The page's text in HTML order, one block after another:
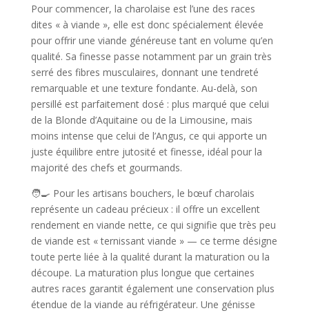
Pour commencer, la charolaise est l’une des races
dites « à viande », elle est donc spécialement élevée
pour offrir une viande généreuse tant en volume qu’en
qualité. Sa finesse passe notamment par un grain très
serré des fibres musculaires, donnant une tendreté
remarquable et une texture fondante. Au-delà, son
persillé est parfaitement dosé : plus marqué que celui
de la Blonde d’Aquitaine ou de la Limousine, mais
moins intense que celui de l’Angus, ce qui apporte un
juste équilibre entre jutosité et finesse, idéal pour la
majorité des chefs et gourmands.
🧑‍🍳 Pour les artisans bouchers, le bœuf charolais
représente un cadeau précieux : il offre un excellent
rendement en viande nette, ce qui signifie que très peu
de viande est « ternissant viande » — ce terme désigne
toute perte liée à la qualité durant la maturation ou la
découpe. La maturation plus longue que certaines
autres races garantit également une conservation plus
étendue de la viande au réfrigérateur. Une génisse